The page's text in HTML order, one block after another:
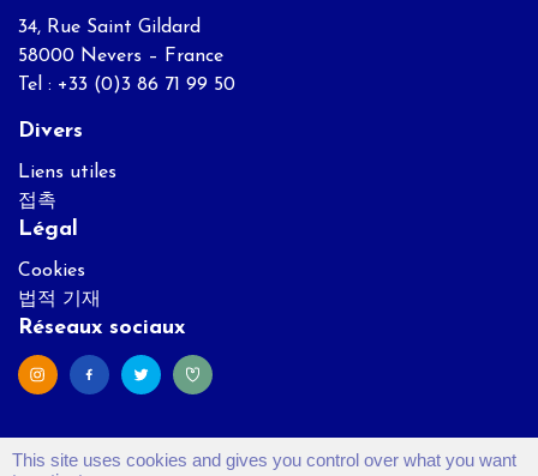
34, Rue Saint Gildard
58000 Nevers – France
Tel : +33 (0)3 86 71 99 50
Divers
Liens utiles
접촉
Légal
Cookies
법적 기재
Réseaux sociaux
This site uses cookies and gives you control over what you want